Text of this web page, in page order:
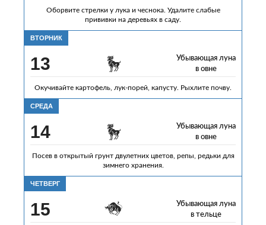
Оборвите стрелки у лука и чеснока. Удалите слабые
прививки на деревьях в саду.
ВТОРНИК
13
Убывающая луна
в овне
Окучивайте картофель, лук-порей, капусту. Рыхлите почву.
СРЕДА
14
Убывающая луна
в овне
Посев в открытый грунт двулетних цветов, репы, редьки для
зимнего хранения.
ЧЕТВЕРГ
15
Убывающая луна
в тельце